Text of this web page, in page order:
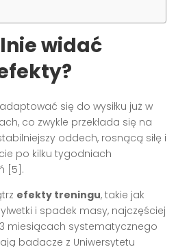
widać
się do wysiłku już w
co zwykle przekłada się na
oddech, rosnącą siłę i
po kilku tygodniach
[5].
efekty treningu, takie jak
i spadek masy, najczęściej
miesiącach systematycznego
badacze z Uniwersytetu